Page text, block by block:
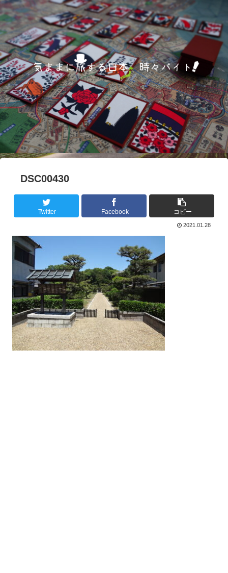
DSC00430
Twitter Facebook コピー
2021.01.28